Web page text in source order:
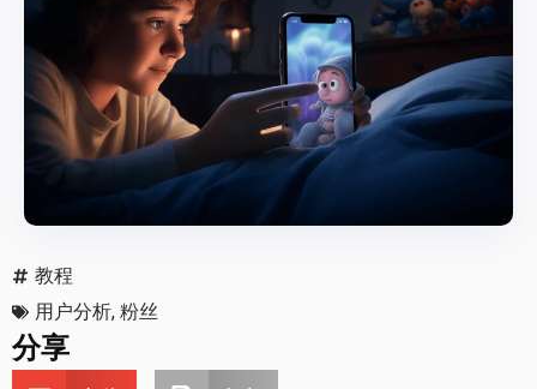
教程
用户分析, 粉丝
分享